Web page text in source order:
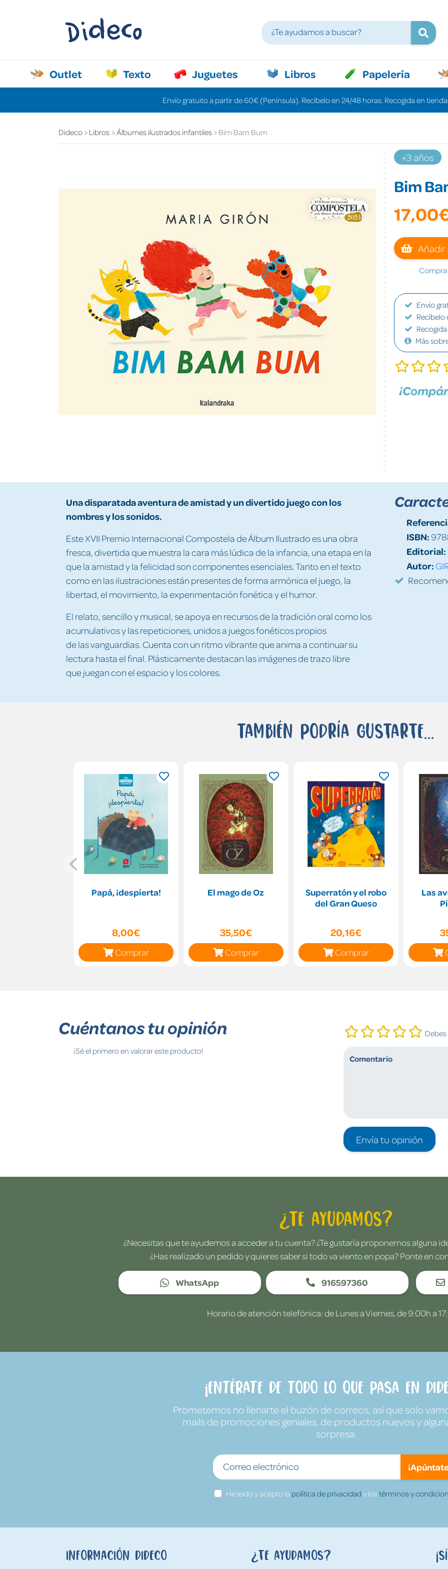
Outlet Texto Juguetes Libros Papelería
Envío gratuito a partir de 60€ (Península). Recíbelo en 24/48 horas. Recogida en
Dideco Libros Álbumes ilustrados infantiles Bim Bam Bum
+3 años
Bim
Añadir
Compra
Envío
Recíbelo
Más
Una disparatada aventura de amistad y un divertido juego con los
nombres y los sonidos.
Este XVII Premio Internacional Compostela de Álbum Ilustrado es una obra
fresca, divertida que muestra la cara más lúdica de la infancia, una etapa en la
que la amistad y la felicidad son componentes esenciales. Tanto en el texto
como en las ilustraciones están presentes de forma armónica el juego, la
libertad, el movimiento, la experimentación fonética y el humor.
El relato, sencillo y musical, se apoya en recursos de la tradición oral como los
acumulativos y las repeticiones, unidos a juegos fonéticos propios
de las vanguardias. Cuenta con un ritmo vibrante que anima a continuar su
lectura hasta el final. Plásticamente destacan las imágenes de trazo libre
que juegan con el espacio y los colores.
ISBN:
Editorial:
Autor:
También podría gustarte...
Papá, ¡despierta!
8,00€
Comprar
El mago de Oz
35,50€
Comprar
Superratón y el robo
del Gran Queso
20,16€
Comprar
Las
Cuéntanos tu opinión
¡Sé el primero en valorar este producto!
Envía tu opinión
¿Te ayudamos?
¿Necesitas que te ayudemos a acceder a tu cuenta? ¿Te gustaría proponernos alguna
¿Has realizado un pedido y quieres saber si todo va viento en popa? Ponte en
WhatsApp 916597360
Horario de atención telefónica: de Lunes a Viernes, de 9:00h a
¡Entérate de todo lo que pasa en
Prometemos no llenarte el buzón de correos, así que solo
mails de promociones geniales, de productos nuevos y
sorpresa.
He leído y acepto la política de privacidad y lostérminos y
Información Dideco ¿Te ayudamos?